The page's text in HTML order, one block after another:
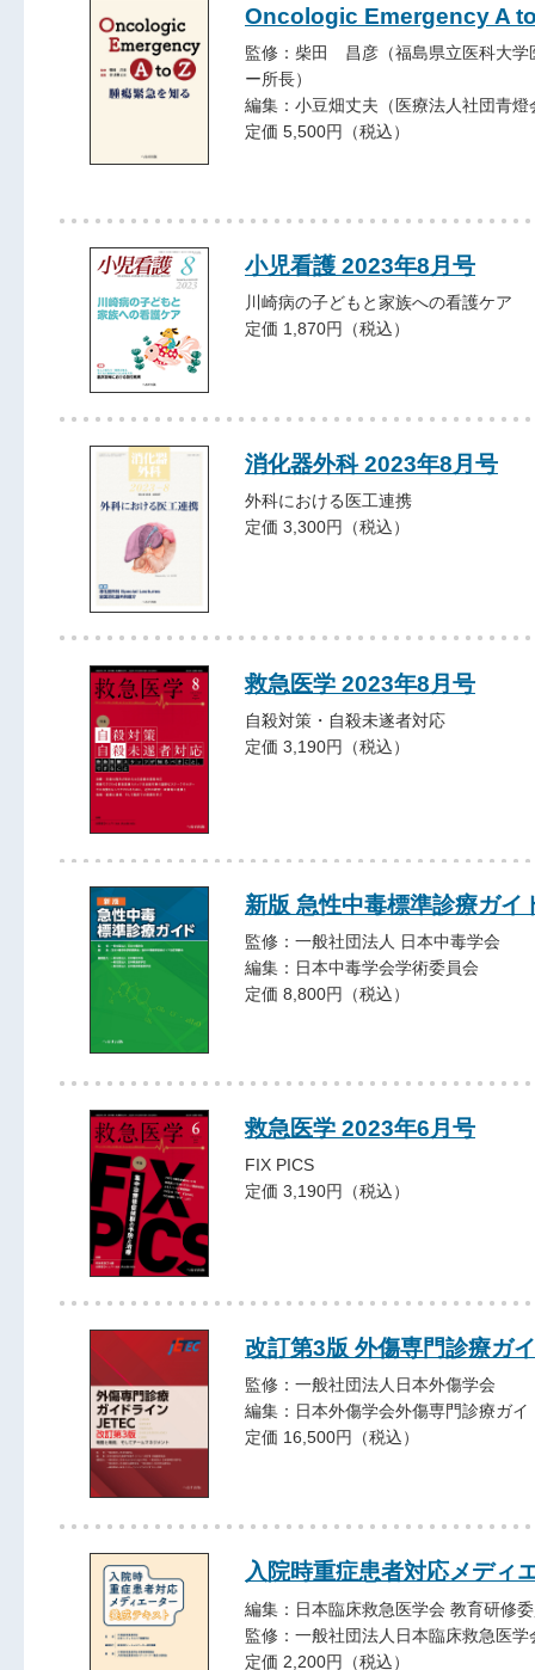
Oncologic Emergency A
監修：柴田 昌彦（福島県立医科大学
ー所長）
編集：小豆畑丈夫（医療法人社団青
定価 5,500円（税込）
小児看護 2023年8月号
川崎病の子どもと家族への看護ケア
定価 1,870円（税込）
消化器外科 2023年8月号
外科における医工連携
定価 3,300円（税込）
救急医学 2023年8月号
自殺対策・自殺未遂者対応
定価 3,190円（税込）
新版 急性中毒標準診療ガイ
監修：一般社団法人 日本中毒学会
編集：日本中毒学会学術委員会
定価 8,800円（税込）
救急医学 2023年6月号
FIX PICS
定価 3,190円（税込）
改訂第3版 外傷専門診療ガ
監修：一般社団法人日本外傷学会
編集：日本外傷学会外傷専門診療ガ
定価 16,500円（税込）
入院時重症患者対応メディ
編集：日本臨床救急医学会 教育研修
監修：一般社団法人日本臨床救急医
定価 2,200円（税込）